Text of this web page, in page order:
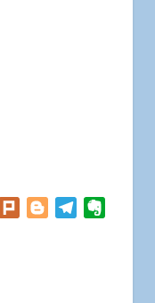
Facebook
Plurk BloggerTelegram